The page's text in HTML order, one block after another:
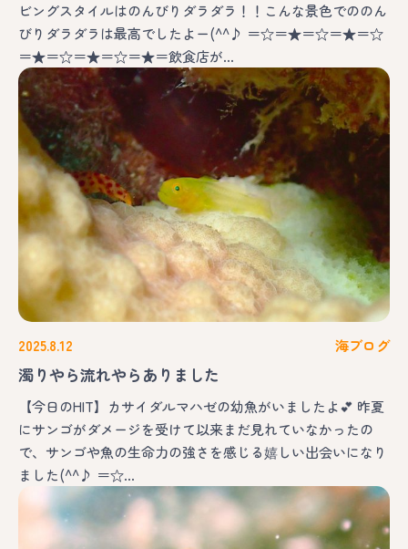
ビングスタイルはのんびりダラダラ！！こんな景色でののん
びりダラダラは最高でしたよー(^^♪ ＝☆＝★＝☆＝★＝☆
＝★＝☆＝★＝☆＝★＝飲食店が…
2025.8.12 海ブログ
濁りやら流れやらありました
【今日のHIT】カサイダルマハゼの幼魚がいましたよ💕 昨夏
にサンゴがダメージを受けて以来まだ見れていなかったの
で、サンゴや魚の生命力の強さを感じる嬉しい出会いになり
ました(^^♪ ＝☆…